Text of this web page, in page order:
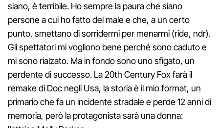
siano, è terribile. Ho sempre la paura che siano
persone a cui ho fatto del male e che, a un certo
punto, smettano di sorridermi per menarmi (ride, ndr).
Gli spettatori mi vogliono bene perché sono caduto e
mi sono rialzato. Ma in fondo sono uno sfigato, un
perdente di successo. La 20th Century Fox farà il
remake di Doc negli Usa, la storia è il mio format, un
primario che fa un incidente stradale e perde 12 anni di
memoria, però la protagonista sarà una donna: